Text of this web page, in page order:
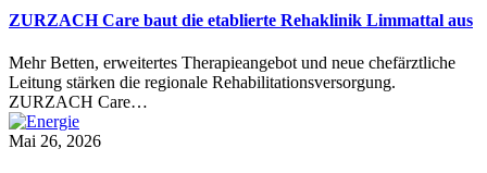
ZURZACH Care baut die etablierte Rehaklinik Limmattal aus
Mehr Betten, erweitertes Therapieangebot und neue chefärztliche
Leitung stärken die regionale Rehabilitationsversorgung.
ZURZACH Care…
Mai 26, 2026